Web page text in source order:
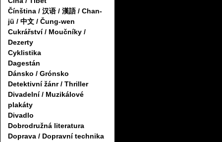
Čínština / 汉语 / 漢語 / Chan-
jü / 中文 / Čung-wen
Cukrářství / Moučníky /
Dezerty
Cyklistika
Dagestán
Dánsko / Grónsko
Detektivní žánr / Thriller
Divadelní / Muzikálové
plakáty
Divadlo
Dobrodružná literatura
Doprava / Dopravní technika